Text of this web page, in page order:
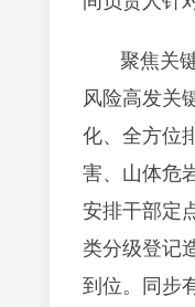
聚焦关
风险高发关
化、全方位
害、山体危
安排干部定
类分级登记
到位。同步